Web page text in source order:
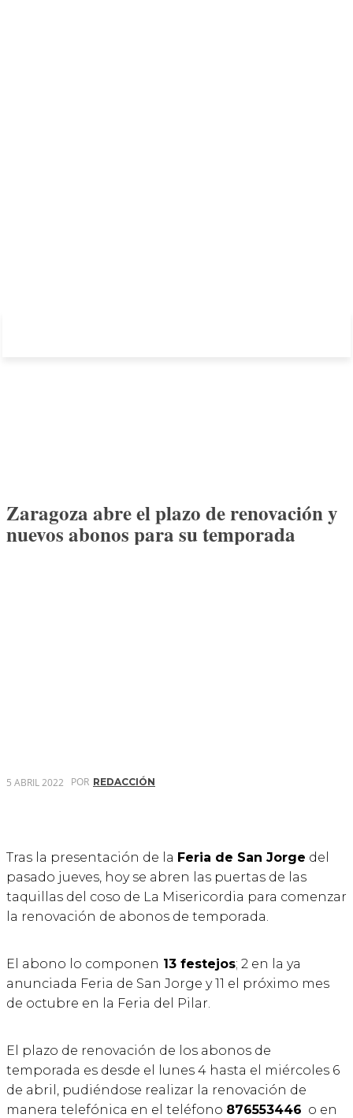
Zaragoza abre el plazo de renovación y
nuevos abonos para su temporada
5 ABRIL 2022 POR REDACCIÓN
Tras la presentación de la Feria de San Jorge del
pasado jueves, hoy se abren las puertas de las
taquillas del coso de La Misericordia para comenzar
la renovación de abonos de temporada.
El abono lo componen 13 festejos; 2 en la ya
anunciada Feria de San Jorge y 11 el próximo mes
de octubre en la Feria del Pilar.
El plazo de renovación de los abonos de
temporada es desde el lunes 4 hasta el miércoles 6
de abril, pudiéndose realizar la renovación de
manera telefónica en el teléfono 876553446 o en